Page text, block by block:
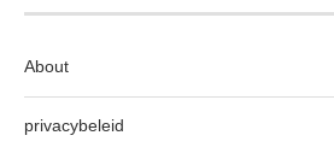
About
privacybeleid